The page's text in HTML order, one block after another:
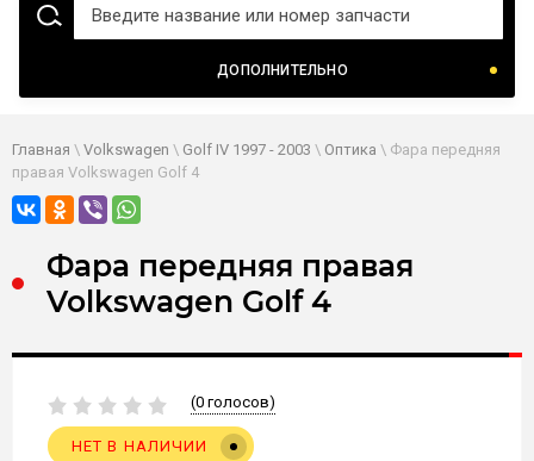
ДОПОЛНИТЕЛЬНО
Главная \ Volkswagen \ Golf IV 1997 - 2003 \ Оптика \ Фара передняя
правая Volkswagen Golf 4
Фара передняя правая
Volkswagen Golf 4
(0 голосов)
НЕТ В НАЛИЧИИ